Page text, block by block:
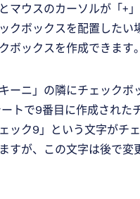
マウスのカーソルが「+」
クボックスを配置したい
ボックスを作成できます。
ーニ」の隣にチェックボ
トで9番目に作成された
ック9」という文字がチ
すが、この文字は後で変